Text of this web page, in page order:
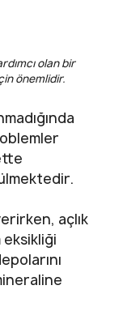
olan bir
önemlidir.
açlık